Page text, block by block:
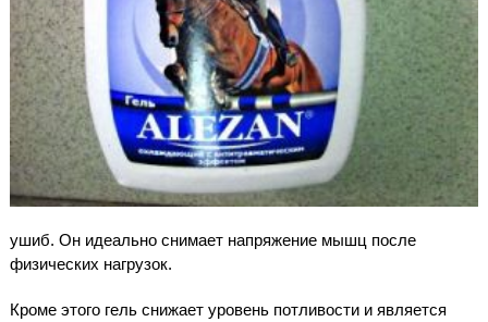
ушиб. Он идеально снимает напряжение мышц после
физических нагрузок.
Кроме этого гель снижает уровень потливости и является